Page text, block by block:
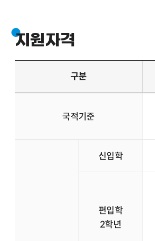
지원자격
구분
국적기준
신입학
편입학
2학년